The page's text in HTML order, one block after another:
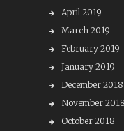
April 2019
March 2019
February 2019
January 2019
December 2018
November 2018
October 2018